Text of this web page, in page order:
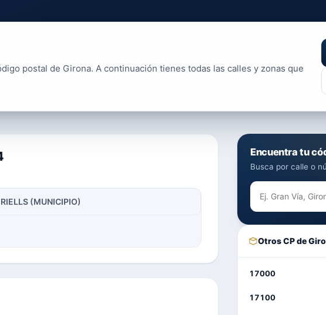
postal de Girona. A continuación tienes todas las calles y zonas que
RIELLS (MUNICIPIO)
Encuentra tu
Busca por calle o
Otros CP de
17000
17100